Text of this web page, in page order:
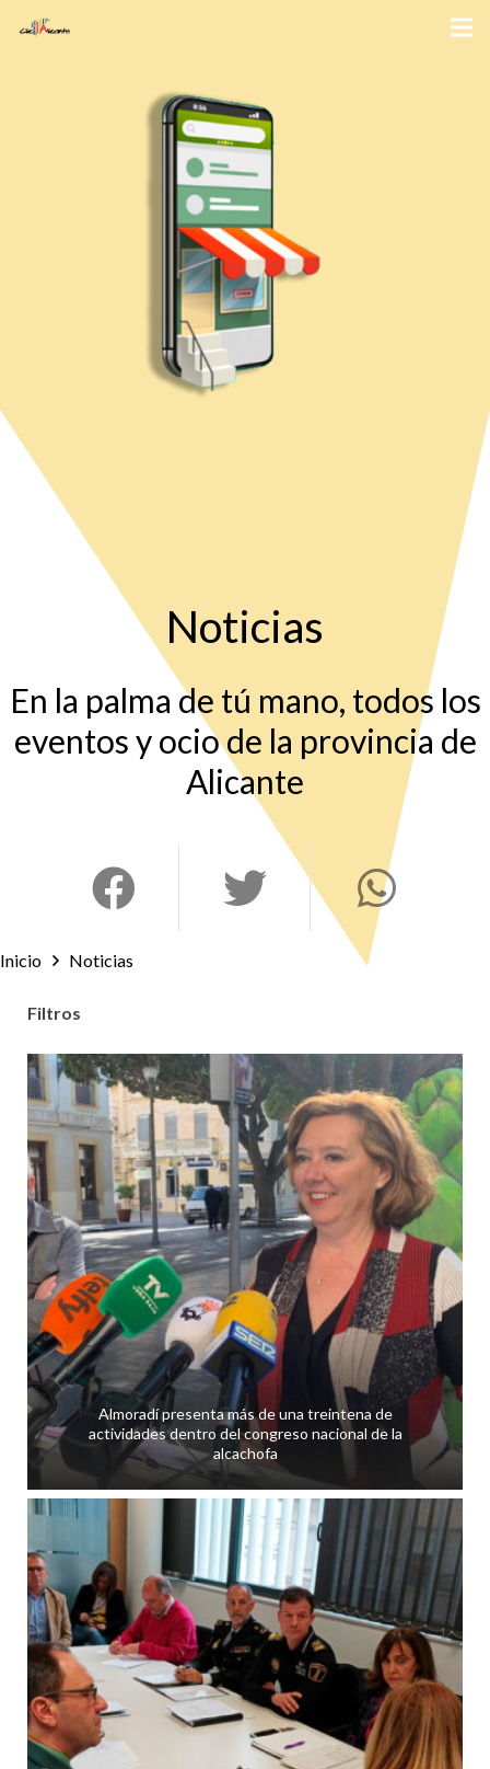
Noticias
En la palma de tú mano, todos los
eventos y ocio de la provincia de
Alicante
Inicio Noticias
Filtros
Almoradí presenta más de una treintena de
actividades dentro del congreso nacional de la
alcachofa